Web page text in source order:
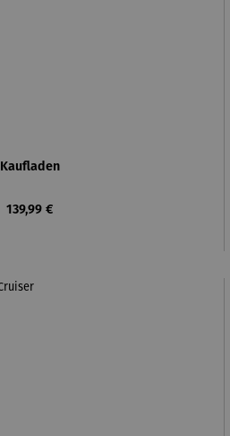
Kaufladen
Regulärer Preis:
139,99 €